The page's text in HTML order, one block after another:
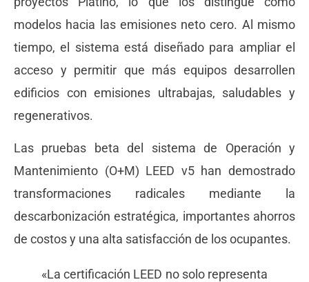
modelos hacia las emisiones neto cero. Al mismo
tiempo, el sistema está diseñado para ampliar el
acceso y permitir que más equipos desarrollen
edificios con emisiones ultrabajas, saludables y
regenerativos.
Las pruebas beta del sistema de Operación y
Mantenimiento (O+M) LEED v5 han demostrado
transformaciones radicales mediante la
descarbonización estratégica, importantes ahorros
de costos y una alta satisfacción de los ocupantes.
«La certificación LEED no solo representa